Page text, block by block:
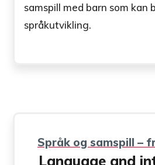
samspill med barn som kan
språkutvikling.
Språk og samspill –
Language and